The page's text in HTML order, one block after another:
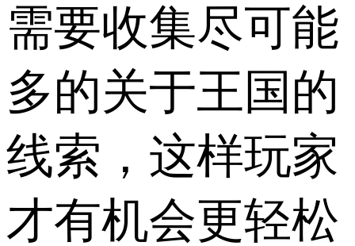
需要收集尽可能
多的关于王国的
线索，这样玩家
才有机会更轻松